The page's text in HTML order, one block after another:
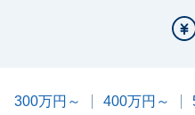
300万円～ 400万円～